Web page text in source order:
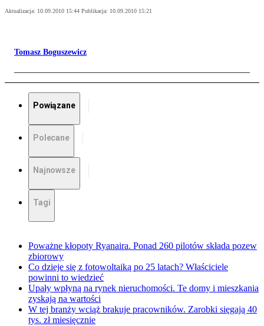
Aktualizacja: 10.09.2010 15:44 Publikacja: 10.09.2010 15:21
Tomasz Boguszewicz
Powiązane
Polecane
Najnowsze
Tagi
Poważne kłopoty Ryanaira. Ponad 260 pilotów składa pozew
zbiorowy
Co dzieje się z fotowoltaiką po 25 latach? Właściciele
powinni to wiedzieć
Upały wpłyną na rynek nieruchomości. Te domy i mieszkania
zyskają na wartości
W tej branży wciąż brakuje pracowników. Zarobki sięgają 40
tys. zł miesięcznie